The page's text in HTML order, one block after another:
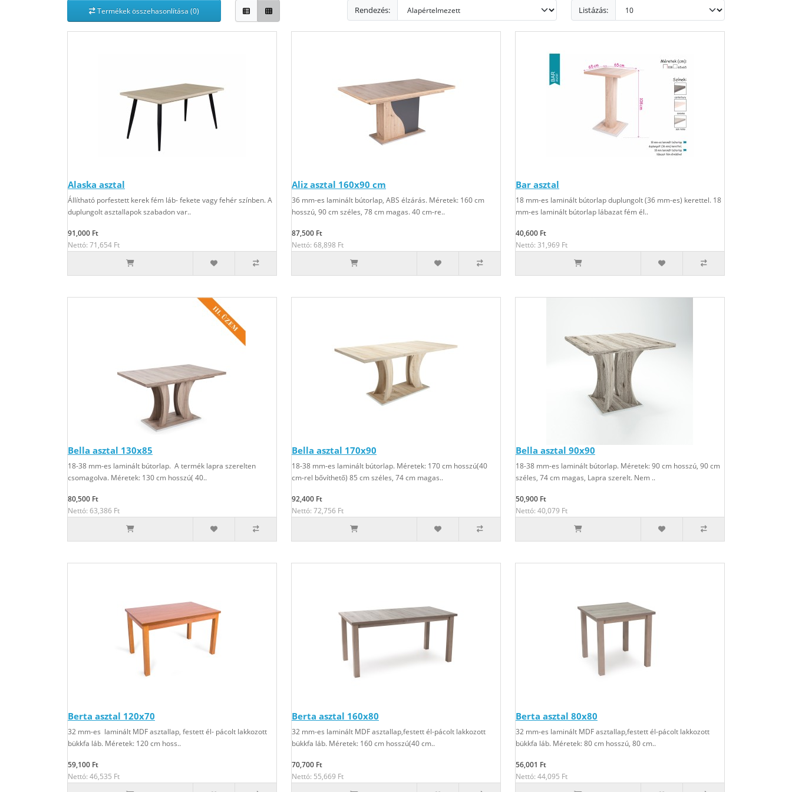
Termékek összehasonlítása (0) Rendezés: Listázás:
Alaska asztal
Állítható porfestett kerek fém láb- fekete vagy fehér színben. A
duplungolt asztallapok szabadon var..
91,000 Ft
Nettó: 71,654 Ft
Aliz asztal 160x90 cm
36 mm-es laminált bútorlap, ABS élzárás. Méretek: 160 cm
hosszú, 90 cm széles, 78 cm magas. 40 cm-re..
87,500 Ft
Nettó: 68,898 Ft
Bar asztal
18 mm-es laminált bútorlap duplungolt (36 mm-es) kerettel. 18
mm-es laminált bútorlap lábazat fém él..
40,600 Ft
Nettó: 31,969 Ft
Bella asztal 130x85
18-38 mm-es laminált bútorlap. A termék lapra szerelten
csomagolva. Méretek: 130 cm hosszú( 40..
80,500 Ft
Nettó: 63,386 Ft
Bella asztal 170x90
18-38 mm-es laminált bútorlap. Méretek: 170 cm hosszú(40
cm-rel bővíthető) 85 cm széles, 74 cm magas..
92,400 Ft
Nettó: 72,756 Ft
Bella asztal 90x90
18-38 mm-es laminált bútorlap. Méretek: 90 cm hosszú, 90 cm
széles, 74 cm magas, Lapra szerelt. Nem ..
50,900 Ft
Nettó: 40,079 Ft
Berta asztal 120x70
32 mm-es laminált MDF asztallap, festett él- pácolt lakkozott
bükkfa láb. Méretek: 120 cm hoss..
59,100 Ft
Nettó: 46,535 Ft
Berta asztal 160x80
32 mm-es laminált MDF asztallap,festett él-pácolt lakkozott
bükkfa láb. Méretek: 160 cm hosszú(40 cm..
70,700 Ft
Nettó: 55,669 Ft
Berta asztal 80x80
32 mm-es laminált MDF asztallap,festett él-pácolt lakkozott
bükkfa láb. Méretek: 80 cm hosszú, 80 cm..
56,001 Ft
Nettó: 44,095 Ft